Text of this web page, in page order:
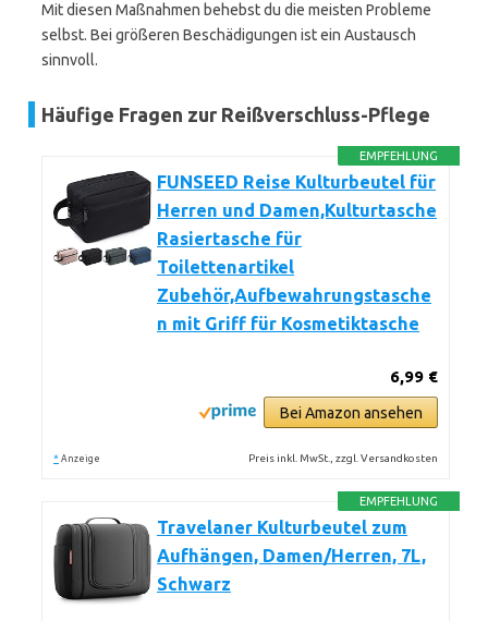
Mit diesen Maßnahmen behebst du die meisten Probleme
selbst. Bei größeren Beschädigungen ist ein Austausch
sinnvoll.
Häufige Fragen zur Reißverschluss-Pflege
EMPFEHLUNG
FUNSEED Reise Kulturbeutel für
Herren und Damen,Kulturtasche
Rasiertasche für
Toilettenartikel
Zubehör,Aufbewahrungstasche
n mit Griff für Kosmetiktasche
6,99 €
Bei Amazon ansehen
* Anzeige Preis inkl. MwSt., zzgl. Versandkosten
EMPFEHLUNG
Travelaner Kulturbeutel zum
Aufhängen, Damen/Herren, 7L,
Schwarz